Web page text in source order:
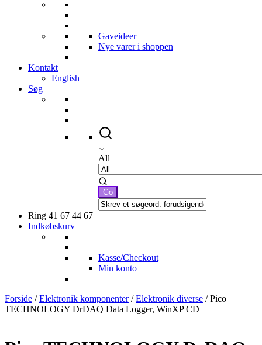
Gaveideer
Nye varer i shoppen
Kontakt
English
Søg
All
Ring 41 67 44 67
Indkøbskurv
Kasse/Checkout
Min konto
Forside /Elektronik komponenter/Elektronik diverse / Pico
TECHNOLOGY DrDAQ Data Logger, WinXP CD